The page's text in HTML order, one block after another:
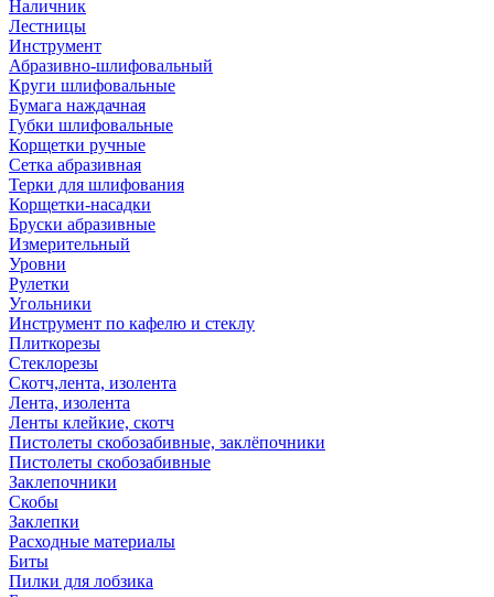
Наличник
Лестницы
Инструмент
Абразивно-шлифовальный
Круги шлифовальные
Бумага наждачная
Губки шлифовальные
Корщетки ручные
Сетка абразивная
Терки для шлифования
Корщетки-насадки
Бруски абразивные
Измерительный
Уровни
Рулетки
Угольники
Инструмент по кафелю и стеклу
Плиткорезы
Стеклорезы
Скотч,лента, изолента
Лента, изолента
Ленты клейкие, скотч
Пистолеты скобозабивные, заклёпочники
Пистолеты скобозабивные
Заклепочники
Скобы
Заклепки
Расходные материалы
Биты
Пилки для лобзика